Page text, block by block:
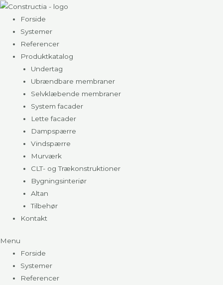
Gå
indholdet
Forside
Systemer
Referencer
Produktkatalog
Undertag
Ubrændbare membraner
Selvklæbende membraner
System facader
Lette facader
Dampspærre
Vindspærre
Murværk
CLT- og Trækonstruktioner
Bygningsinteriør
Altan
Tilbehør
Kontakt
Menu
Forside
Systemer
Referencer